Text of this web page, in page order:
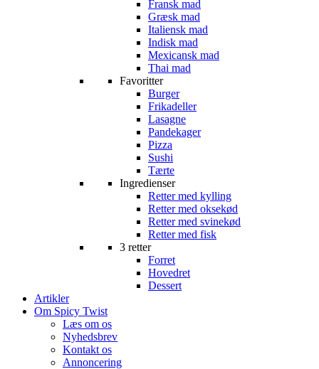
Fransk mad
Græsk mad
Italiensk mad
Indisk mad
Mexicansk mad
Thai mad
Favoritter
Burger
Frikadeller
Lasagne
Pandekager
Pizza
Sushi
Tærte
Ingredienser
Retter med kylling
Retter med oksekød
Retter med svinekød
Retter med fisk
3 retter
Forret
Hovedret
Dessert
Artikler
Om Spicy Twist
Læs om os
Nyhedsbrev
Kontakt os
Annoncering